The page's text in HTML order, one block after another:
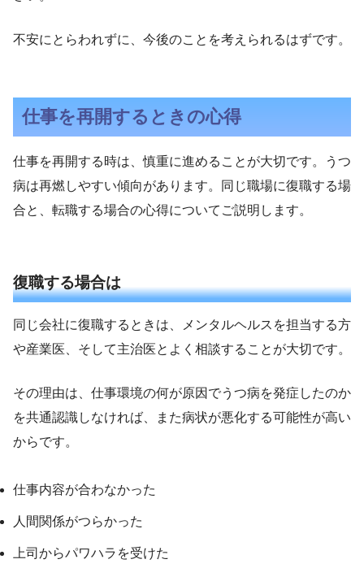
不安にとらわれずに、今後のことを考えられるはずです。
仕事を再開するときの心得
仕事を再開する時は、慎重に進めることが大切です。うつ
病は再燃しやすい傾向があります。同じ職場に復職する場
合と、転職する場合の心得についてご説明します。
復職する場合は
同じ会社に復職するときは、メンタルヘルスを担当する方
や産業医、そして主治医とよく相談することが大切です。
その理由は、仕事環境の何が原因でうつ病を発症したのか
を共通認識しなければ、また病状が悪化する可能性が高い
からです。
仕事内容が合わなかった
人間関係がつらかった
上司からパワハラを受けた